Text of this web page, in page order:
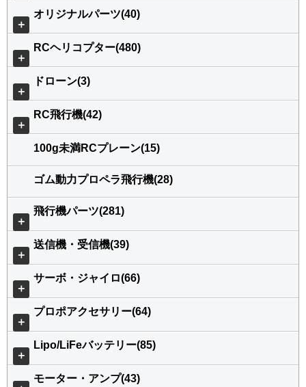
＋
オリジナルパーツ(40)
＋
RCヘリコプター(480)
＋
ドローン(3)
＋
RC飛行機(42)
100g未満RCプレーン(15)
ゴム動力プロペラ飛行機(28)
＋
飛行機パーツ(281)
＋
送信機・受信機(39)
＋
サーボ・ジャイロ(66)
＋
プロポアクセサリー(64)
＋
Lipo/LiFeバッテリー(85)
モーター・アンプ(43)